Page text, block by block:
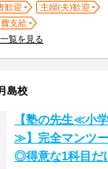
歓迎
主婦(夫)歓迎
支給
覧を見る
島校
【塾の先生≪小
≫】完全マンツ
◎得意な1科目だ